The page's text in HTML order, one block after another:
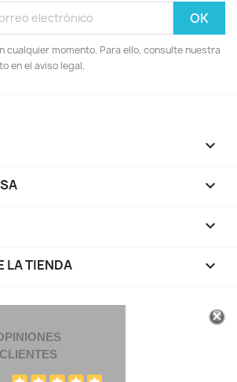
cualquier momento. Para ello, consulte nuestra
en el aviso legal.



LA TIENDA keyboard_arrow_down
CLIENTES